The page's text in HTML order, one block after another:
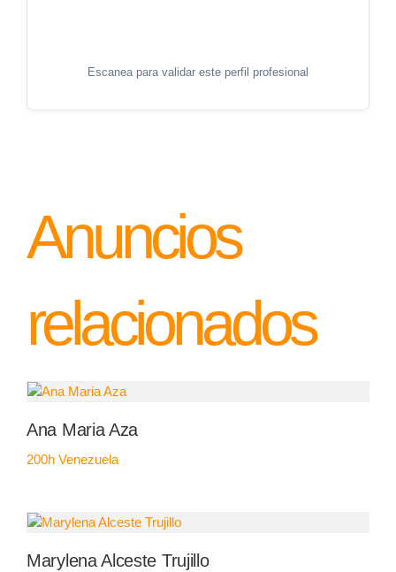
Escanea para validar este perfil profesional
Anuncios
relacionados
Ana Maria Aza
200h Venezuela
Marylena Alceste Trujillo